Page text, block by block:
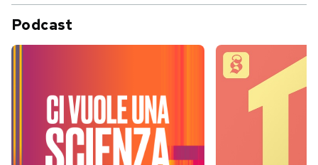
Podcast